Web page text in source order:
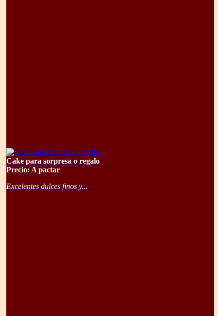
Cake para sorpresa o regalo
Precio: A pactar
Excelentes dulces finos y...